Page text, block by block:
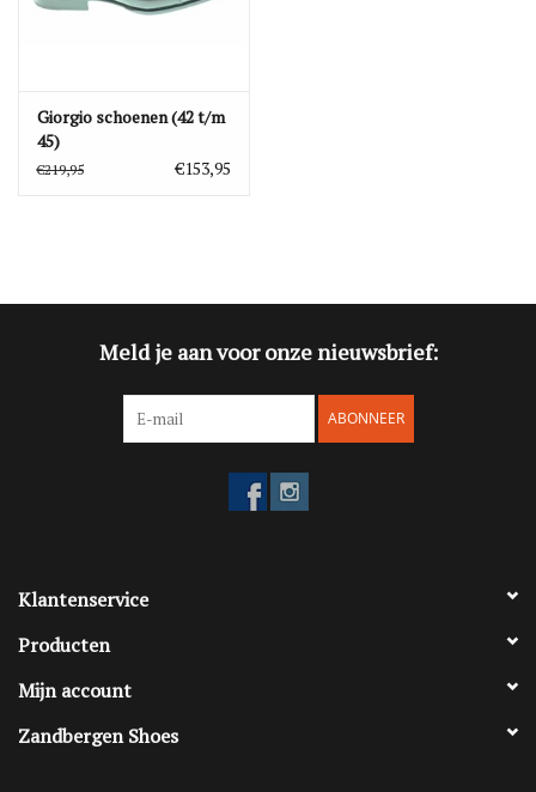
Giorgio schoenen (42 t/m
45)
€219,95 €153,95
Meld je aan voor onze nieuwsbrief:
ABONNEER
Klantenservice
Producten
Mijn account
Zandbergen Shoes